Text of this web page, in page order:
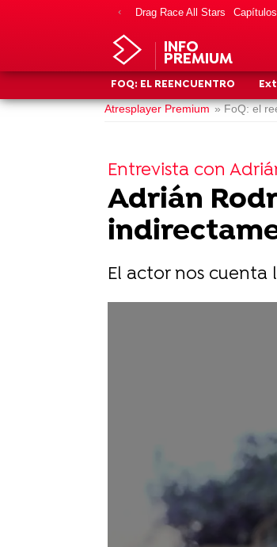
Drag Race All Stars
INFO
PREMIUM
FOQ: EL REENCUENTRO
Atresplayer Premium » FoQ: el
Entrevista con
Adrián
El actor nos cuenta